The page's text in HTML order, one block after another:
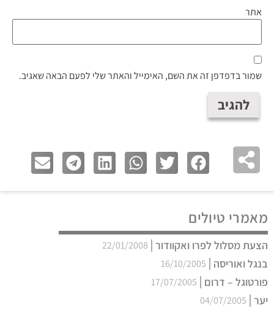
אתר
שמור בדפדפן זה את השם, האימייל והאתר שלי לפעם הבאה שאגיב.
מאמרי טיולים
הצעת מסלול לפרו ואקוודור 22/01/2008
בנגל ואוריסה 16/10/2005
פורטוגל – דרום 17/07/2005
יער 04/07/2005